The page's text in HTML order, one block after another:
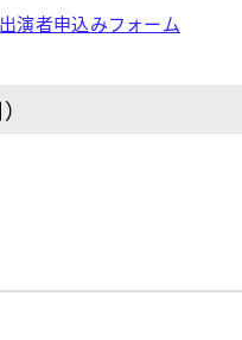
演者申込みフォーム